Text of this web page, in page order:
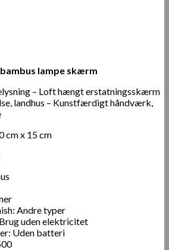
lampe skærm
– Loft hængt erstatningsskærm
landhus – Kunstfærdigt håndværk,
cm x 15 cm
Andre typer
uden elektricitet
Uden batteri